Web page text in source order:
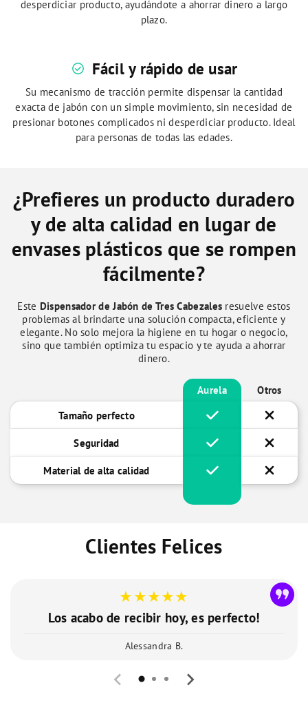
desperdiciar producto, ayudándote a ahorrar dinero a largo
plazo.
check_circle Fácil y rápido de usar
Su mecanismo de tracción permite dispensar la cantidad
exacta de jabón con un simple movimiento, sin necesidad de
presionar botones complicados ni desperdiciar producto. Ideal
para personas de todas las edades.
¿Prefieres un producto duradero
y de alta calidad en lugar de
envases plásticos que se rompen
fácilmente?
Este Dispensador de Jabón de Tres Cabezales resuelve estos
problemas al brindarte una solución compacta, eficiente y
elegante. No solo mejora la higiene en tu hogar o negocio,
sino que también optimiza tu espacio y te ayuda a ahorrar
dinero.
Aurela
Otros
Tamaño perfecto
Seguridad
Material de alta calidad
Clientes Felices
★★★★★
Los acabo de recibir hoy, es perfecto!
Alessandra B.